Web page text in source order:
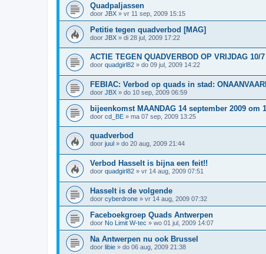
Quadpaljassen
door JBX » vr 11 sep, 2009 15:15
Petitie tegen quadverbod [MAG]
door JBX » di 28 jul, 2009 17:22
ACTIE TEGEN QUADVERBOD OP VRIJDAG 10/7
door quadgirl82 » do 09 jul, 2009 14:22
FEBIAC: Verbod op quads in stad:
door JBX » do 10 sep, 2009 06:59
bijeenkomst MAANDAG 14 september 2009 om
door cd_BE » ma 07 sep, 2009 13:25
quadverbod
door juul » do 20 aug, 2009 21:44
Verbod Hasselt is bijna een feit!!
door quadgirl82 » vr 14 aug, 2009 07:51
Hasselt is de volgende
door cyberdrone » vr 14 aug, 2009 07:32
Faceboekgroep Quads Antwerpen
door No Limit W-tec » wo 01 jul, 2009 14:07
Na Antwerpen nu ook Brussel
door libie » do 06 aug, 2009 21:38